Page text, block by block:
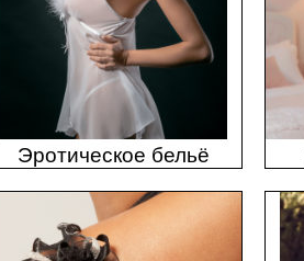
Эротическое бельё